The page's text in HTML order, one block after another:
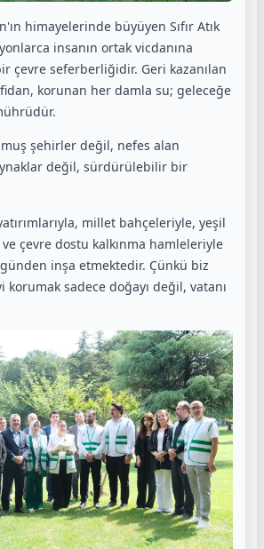
himayelerinde büyüyen Sıfır Atık
insanın ortak vicdanına
çevre seferberliğidir. Geri kazanılan
korunan her damla su; geleceğe
şehirler değil, nefes alan
değil, sürdürülebilir bir
millet bahçeleriyle, yeşil
ve çevre dostu kalkınma hamleleriyle
inşa etmektedir. Çünkü biz
korumak sadece doğayı değil, vatanı